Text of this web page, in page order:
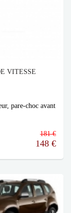
VITESSE
pare-choc avant
181 €
148 €